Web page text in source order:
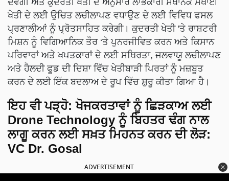
ਦੇਵੇਗੀ ਅਤੇ ਕੁਦਰਤੀ ਖੇਤੀ ਦੇ ਅਨੁਸਾਰ ਲਾਭਕਾਰੀ ਸਥਾਨਕ ਸਥਾਈ
ਖੇਤੀ ਦੇ ਲਈ ਉਚਿਤ ਲਚੀਲਾਪਣ ਵਧਾਉਣ ਦੇ ਲਈ ਵਿਵਿਧ ਫਸਲ
ਪ੍ਰਣਾਲੀਆਂ ਨੂੰ ਪ੍ਰੋਤਸਾਹਿਤ ਕਰੇਗੀ। ਕੁਦਰਤੀ ਖੇਤੀ 'ਤੇ ਰਾਸ਼ਟਰੀ
ਮਿਸ਼ਨ ਨੂੰ ਵਿਗਿਆਨਿਕ ਤੌਰ ‘ਤੇ ਪੁਨਰਜੀਵਿਤ ਕਰਨ ਅਤੇ ਕਿਸਾਨ
ਪਰਿਵਾਰਾਂ ਅਤੇ ਖਪਤਕਾਰਾਂ ਦੇ ਲਈ ਸਥਿਰਤਾ, ਜਲਵਾਯੂ ਲਚੀਲਾਪਣ
ਅਤੇ ਹੈਲਦੀ ਫੂਡ ਦੀ ਦਿਸ਼ਾ ਵਿੱਚ ਖੇਤੀਬਾੜੀ ਪਿਰਤਾਂ ਨੂੰ ਮਜ਼ਬੂਤ
ਕਰਨ ਦੇ ਲਈ ਇੱਕ ਬਦਲਾਅ ਦੇ ਰੂਪ ਵਿੱਚ ਸ਼ੁਰੂ ਕੀਤਾ ਗਿਆ ਹੈ।
ਇਹ ਵੀ ਪੜ੍ਹੋ:ਖੋਜਕਰਤਾਵਾਂ ਨੂੰ ਛਿੜਕਾਅ ਲਈ
Drone Technology ਨੂੰ ਬਿਹਤਰ ਢੰਗ ਨਾਲ
ਲਾਗੂ ਕਰਨ ਲਈ ਸਖ਼ਤ ਮਿਹਨਤ ਕਰਨ ਦੀ ਲੋੜ:
VC Dr. Gosal
ADVERTISEMENT